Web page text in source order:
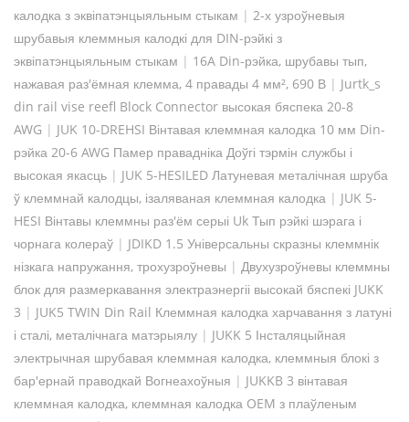
калодка з эквіпатэнцыяльным стыкам | 2-х узроўневыя
шрубавыя клеммныя калодкі для DIN-рэйкі з
эквіпатэнцыяльным стыкам | 16A Din-рэйка, шрубавы тып,
нажавая раз'ёмная клемма, 4 правады 4 мм², 690 В | Jurtk_s
din rail vise reefl Block Connector высокая бяспека 20-8
AWG | JUK 10-DREHSI Вінтавая клеммная калодка 10 мм Din-
рэйка 20-6 AWG Памер правадніка Доўгі тэрмін службы і
высокая якасць | JUK 5-HESILED Латуневая металічная шруба
ў клеммнай калодцы, ізаляваная клеммная калодка | JUK 5-
HESI Вінтавы клеммны раз'ём серыі Uk Тып рэйкі шэрага і
чорнага колераў | JDIKD 1.5 Універсальны скразны клеммнік
нізкага напружання, трохузроўневы | Двухузроўневы клеммны
блок для размеркавання электраэнергіі высокай бяспекі JUKK
3 | JUK5 TWIN Din Rail Клеммная калодка харчавання з латуні
і сталі, металічнага матэрыялу | JUKK 5 Інсталяцыйная
электрычная шрубавая клеммная калодка, клеммныя блокі з
бар'ернай праводкай Вогнеахоўныя | JUKKB 3 вінтавая
клеммная калодка, клеммная калодка OEM з плаўленым